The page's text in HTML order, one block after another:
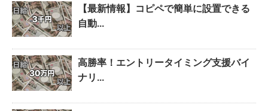
【最新情報】コピペで簡単に設置できる
自動...
高勝率！エントリータイミング支援バイ
ナリ...